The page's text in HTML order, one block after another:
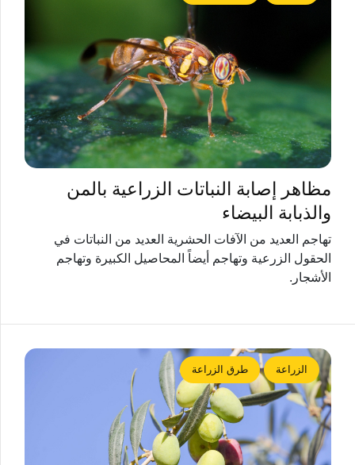
مظاهر إصابة النباتات الزراعية بالمن
والذبابة البيضاء
تهاجم العديد من الآفات الحشرية العديد من النباتات في
الحقول الزرعية وتهاجم أيضاً المحاصيل الكبيرة وتهاجم
الأشجار.
الزراعة طرق الزراعة